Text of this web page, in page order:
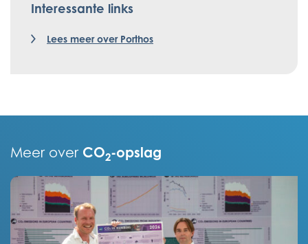
Interessante links
Lees meer over Porthos
Meer over CO2-opslag